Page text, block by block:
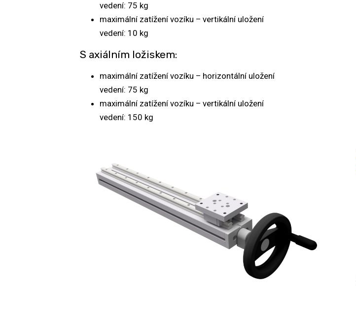
vedení: 75 kg
maximální zatížení vozíku – vertikální uložení
vedení: 10 kg
S axiálním ložiskem:
maximální zatížení vozíku – horizontální uložení
vedení: 75 kg
maximální zatížení vozíku – vertikální uložení
vedení: 150 kg